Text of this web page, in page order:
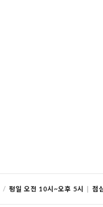
/ 평일 오전 10시~오후 5시 | 점